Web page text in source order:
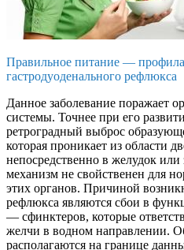
Правильное питание —
гастродуоденального рефлюкса
Данное заболевание поражает
системы. Точнее при его
ретроградный выброс
которая проникает из области
непосредственно в желудок
механизм не свойственен для
этих органов. Причиной
рефлюкса являются сбои в
— сфинктеров, которые
желчи в водном направлении.
располагаются на границе